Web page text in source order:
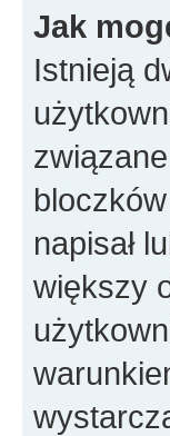
Jak
Istnieją
napisał
większy